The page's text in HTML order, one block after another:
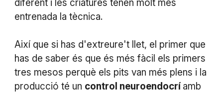
diferent i les criatures tenen molt més
entrenada la tècnica.
Així que si has d'extreure't llet, el primer que
has de saber és que és més fàcil els primers
tres mesos perquè els pits van més plens i la
producció té un control neuroendocríamb